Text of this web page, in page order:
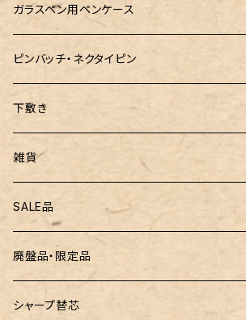
MONTEVERDE(モンテベルテ)
LAMY（ラミー）
ぺんてる
三菱鉛筆
ZEBRA（ゼブラ）
ROMEO（ロメオ）
こぶた工房
工房sokoharo（そこはろ）
CRUCIAL（クルーシャル）御朱印帳
ガラスペン用ペンケース
ピンバッチ・ネクタイピン
下敷き
専用リフィル
雑貨
黒板
跳び箱小物入れ
バランスゲーム（3種の木のおもちゃ）
SALE品
廃盤品・限定品
シャープ替芯